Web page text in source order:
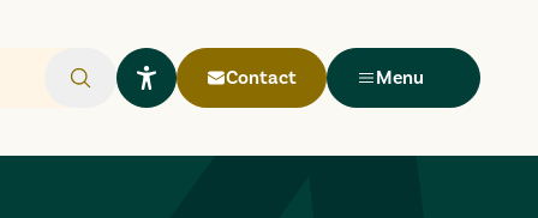
Rechercher
Ouvrir le widget Lisio
Contact Menu